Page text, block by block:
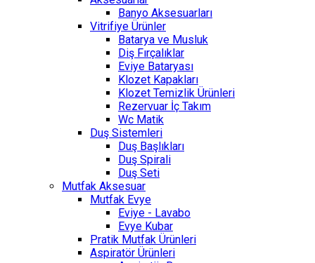
Banyo Aksesuarları
Vitrifiye Ürünler
Batarya ve Musluk
Diş Fırçalıklar
Eviye Bataryası
Klozet Kapakları
Klozet Temizlik Ürünleri
Rezervuar İç Takım
Wc Matik
Duş Sistemleri
Duş Başlıkları
Duş Spirali
Duş Seti
Mutfak Aksesuar
Mutfak Evye
Eviye - Lavabo
Evye Kubar
Pratik Mutfak Ürünleri
Aspiratör Ürünleri